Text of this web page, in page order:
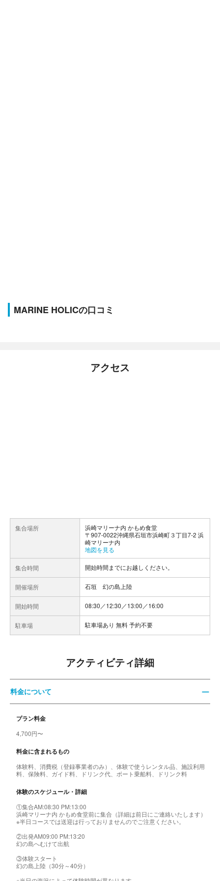
MARINE HOLICの口コミ
アクセス
集合場所
浜崎マリーナ内 かもめ食堂
〒907-0022沖縄県石垣市浜崎町３丁目7-2 浜
崎マリーナ内
地図を見る
集合時間 開始時間までにお越しください。
開催場所 石垣 幻の島上陸
開始時間 08:30／12:30／13:00／16:00
駐車場 駐車場あり 無料 予約不要
アクティビティ詳細
料金について
プラン料金
4,700円〜
料金に含まれるもの
体験料、消費税（登録事業者のみ）、体験で使うレンタル品、施設利用
料、保険料、ガイド料、ドリンク代、ボート乗船料、ドリンク料
体験のスケジュール・詳細
①集合AM:08:30 PM:13:00
浜崎マリーナ内 かもめ食堂前に集合（詳細は前日にご連絡いたします）
※半日コースでは送迎は行っておりませんのでご注意ください。
②出発AM09:00 PM:13:20
幻の島へむけて出航
③体験スタート
幻の島上陸（30分～40分）